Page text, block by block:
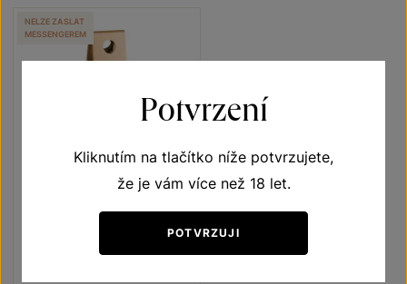
NELZE ZASLAT
MESSENGEREM
Potvrzení
Kliknutím na tlačítko níže potvrzujete,
že je vám více než 18 let.
POTVRZUJI